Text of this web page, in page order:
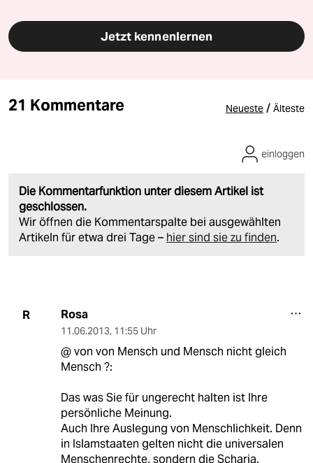
Jetzt kennenlernen
21 Kommentare Neueste / Älteste
Die Kommentarfunktion unter diesem Artikel ist
geschlossen.
Wir öffnen die Kommentarspalte bei ausgewählten
Artikeln für etwa drei Tage – hier sind sie zu finden.
einloggen
R Rosa
11.06.2013, 11:55 Uhr
@ von von Mensch und Mensch nicht gleich
Mensch ?:
Das was Sie für ungerecht halten ist Ihre
persönliche Meinung.
Auch Ihre Auslegung von Menschlichkeit. Denn
in Islamstaaten gelten nicht die universalen
Menschenrechte, sondern die Scharia.